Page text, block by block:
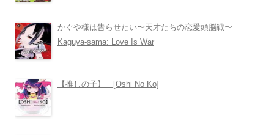
かぐや様は告らせたい〜天才たちの恋愛頭脳戦〜
Kaguya-sama: Love Is War
【推しの子】 [Oshi No Ko]